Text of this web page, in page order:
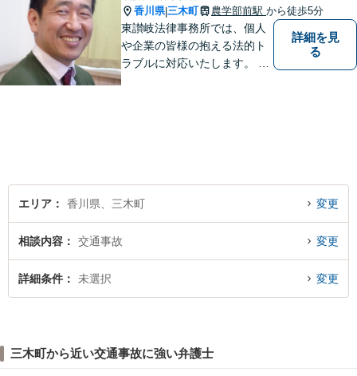
香川県|三木町 農学部前駅 から徒歩5分
東讃岐法律事務所では、個人
や企業の皆様の抱える法的ト
ラブルに対応いたします。 高
詳細を見
る
エリア 香川県、三木町 変更
相談内容 交通事故 変更
詳細条件 未選択 変更
三木町から近い交通事故に強い弁護士